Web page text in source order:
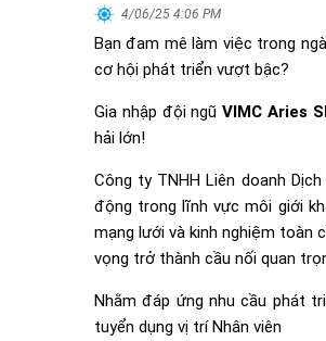
4/06/25 4:06 PM
Bạn đam mê làm việc trong
cơ hội phát triển vượt bậc?
Gia nhập đội ngũVIMC Aries
hải lớn!
Công ty TNHH Liên doanh
động trong lĩnh vực môi giới
mạng lưới và kinh nghiệm toàn
vọng trở thành cầu nối quan
Nhằm đáp ứng nhu cầu phát
tuyển dụng vị trí Nhân viên